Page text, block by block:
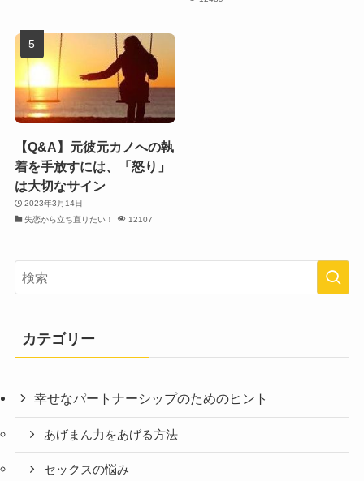
【Q&A】元彼元カノへの執
着を手放すには、「怒り」
は大切なサイン
2023年3月14日
失恋から立ち直りたい！
12107
カテゴリー
幸せなパートナーシップのためのヒント
あげまん力をあげる方法
セックスの悩み